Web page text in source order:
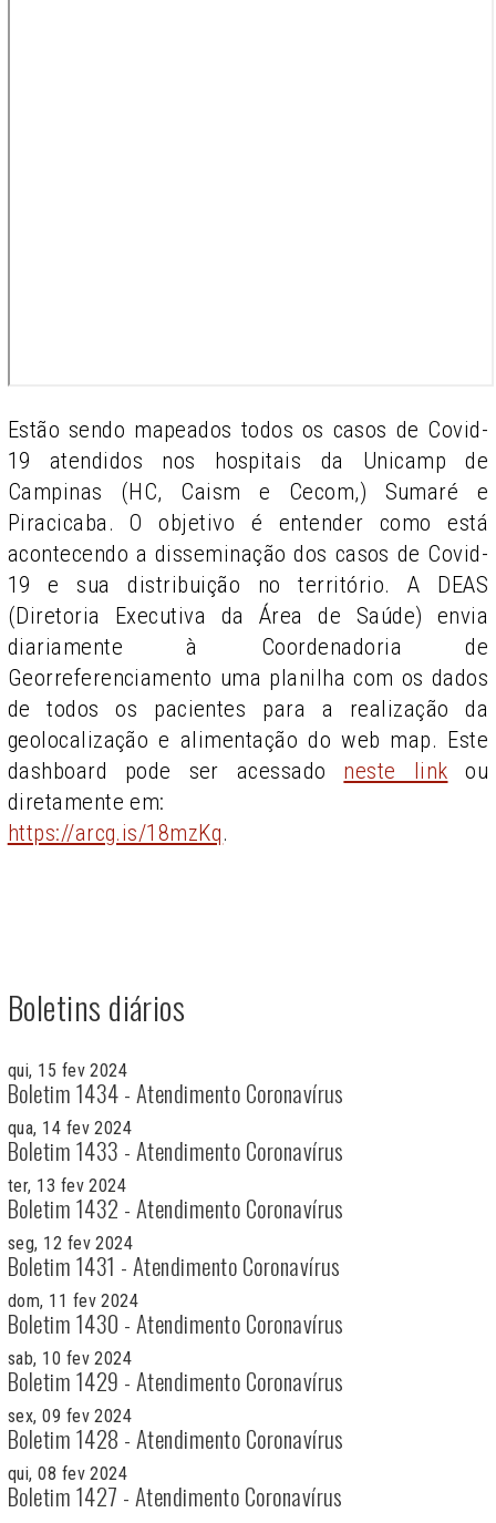
Estão sendo mapeados todos os casos de Covid-
19 atendidos nos hospitais da Unicamp de
Campinas (HC, Caism e Cecom,) Sumaré e
Piracicaba. O objetivo é entender como está
acontecendo a disseminação dos casos de Covid-
19 e sua distribuição no território. A DEAS
(Diretoria Executiva da Área de Saúde) envia
diariamente à Coordenadoria de
Georreferenciamento uma planilha com os dados
de todos os pacientes para a realização da
geolocalização e alimentação do web map. Este
dashboard pode ser acessado neste link ou
diretamente em:
https://arcg.is/18mzKq.
Boletins diários
qui, 15 fev 2024
Boletim 1434 - Atendimento Coronavírus
qua, 14 fev 2024
Boletim 1433 - Atendimento Coronavírus
ter, 13 fev 2024
Boletim 1432 - Atendimento Coronavírus
seg, 12 fev 2024
Boletim 1431 - Atendimento Coronavírus
dom, 11 fev 2024
Boletim 1430 - Atendimento Coronavírus
sab, 10 fev 2024
Boletim 1429 - Atendimento Coronavírus
sex, 09 fev 2024
Boletim 1428 - Atendimento Coronavírus
qui, 08 fev 2024
Boletim 1427 - Atendimento Coronavírus